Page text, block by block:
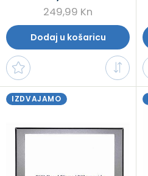
249,99 Kn
Dodaj u košaricu
IZDVAJAMO